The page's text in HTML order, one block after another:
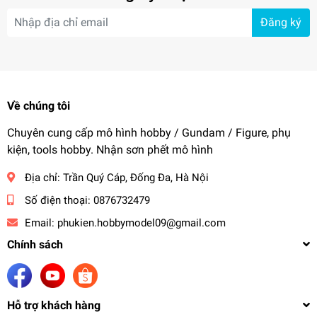
Đăng ký
Về chúng tôi
Chuyên cung cấp mô hình hobby / Gundam / Figure, phụ
kiện, tools hobby. Nhận sơn phết mô hình
Địa chỉ: Trần Quý Cáp, Đống Đa, Hà Nội
Số điện thoại: 0876732479
Email: phukien.hobbymodel09@gmail.com
Chính sách
Hỗ trợ khách hàng